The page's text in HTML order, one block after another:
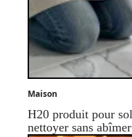
Maison
H20 produit pour
nettoyer sans abîmer